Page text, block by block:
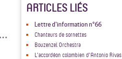
ARTICLES LIÉS
Lettre d'information n°66
Chanteurs de sornettes
Bouzenzel Orchestra
L’accordéon colombien d’Antonio Rivas